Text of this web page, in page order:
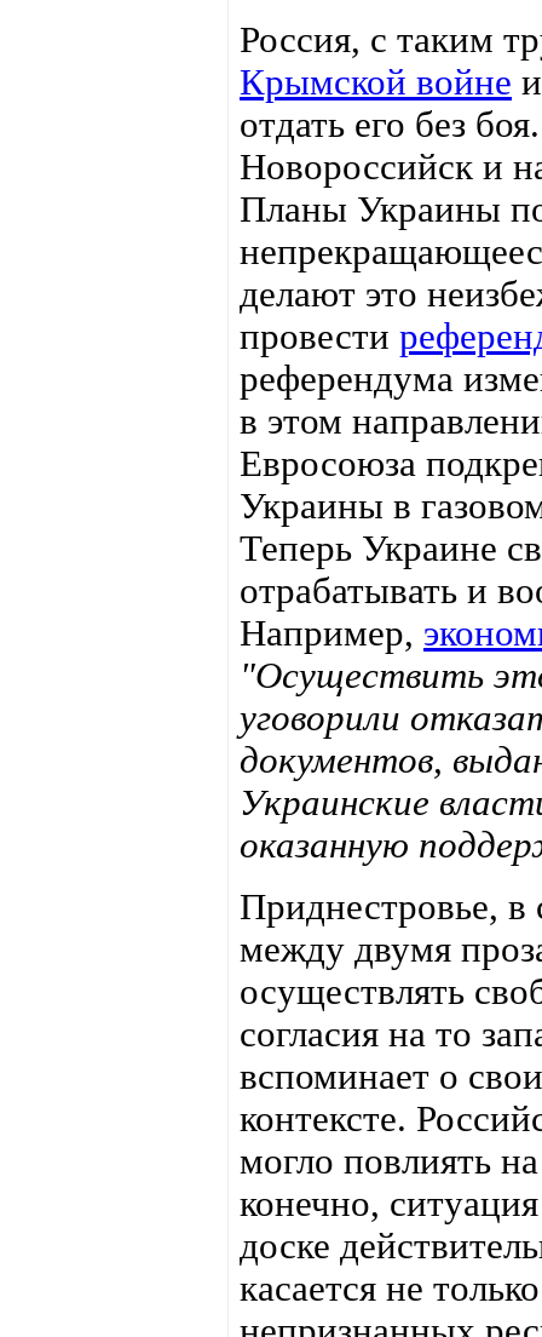
Россия, с таким
Крымской войне
отдать его без
Новороссийск и
Планы Украины
делают это
провести
референдума
в этом
Евросоюза
Украины в
Теперь Украине
отрабатывать и
Например,
"Осуществить
уговорили
документов,
Украинские
оказанную
Приднестровье, в
между двумя
осуществлять
согласия на то
вспоминает о
контексте.
могло повлиять
конечно,
доске
касается не